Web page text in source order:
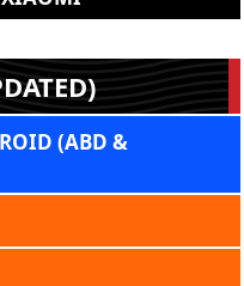
(ABD &